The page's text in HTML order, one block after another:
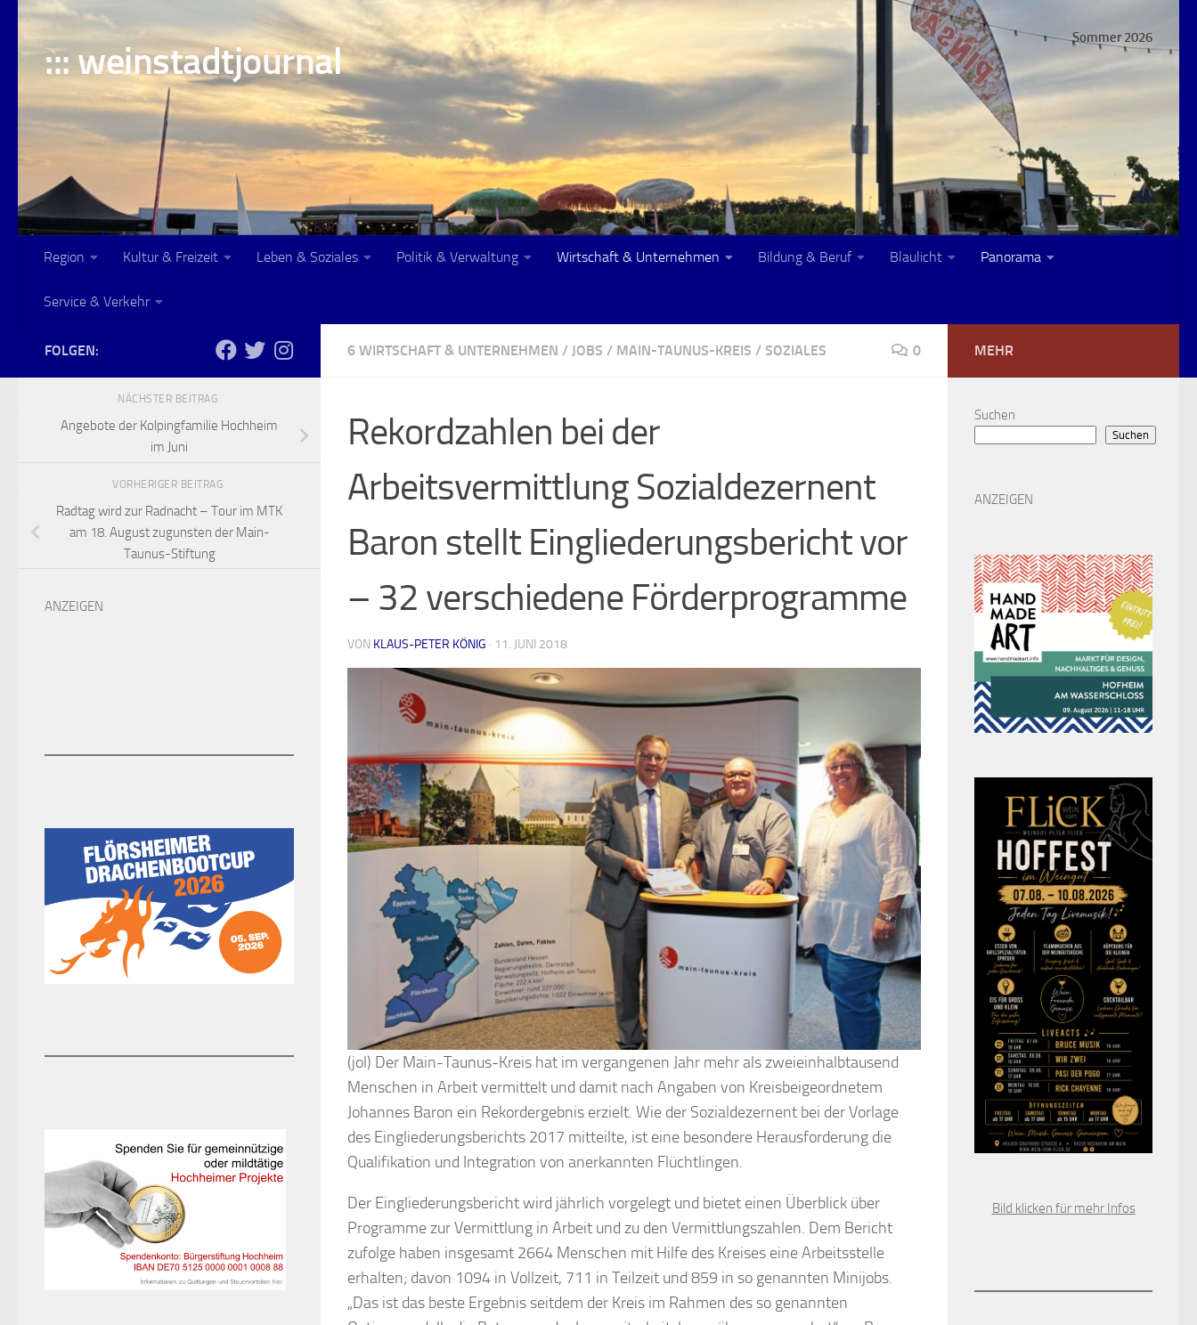
Skip to content
::: weinstadtjournal
Sommer 2026
Region Kultur & Freizeit Leben & Soziales Politik & Verwaltung Wirtschaft & Unternehmen Bildung & Beruf Blaulicht Panorama
Service & Verkehr
6 WIRTSCHAFT & UNTERNEHMEN / JOBS / MAIN-TAUNUS-KREIS / SOZIALES 0
Rekordzahlen bei der
Arbeitsvermittlung Sozialdezernent
Baron stellt Eingliederungsbericht vor
– 32 verschiedene Förderprogramme
VON KLAUS-PETER KÖNIG · 11. JUNI 2018
(jol) Der Main-Taunus-Kreis hat im vergangenen Jahr mehr als zweieinhalbtausend
Menschen in Arbeit vermittelt und damit nach Angaben von Kreisbeigeordnetem
Johannes Baron ein Rekordergebnis erzielt. Wie der Sozialdezernent bei der Vorlage
des Eingliederungsberichts 2017 mitteilte, ist eine besondere Herausforderung die
Qualifikation und Integration von anerkannten Flüchtlingen.
Der Eingliederungsbericht wird jährlich vorgelegt und bietet einen Überblick über
Programme zur Vermittlung in Arbeit und zu den Vermittlungszahlen. Dem Bericht
zufolge haben insgesamt 2664 Menschen mit Hilfe des Kreises eine Arbeitsstelle
erhalten; davon 1094 in Vollzeit, 711 in Teilzeit und 859 in so genannten Minijobs.
„Das ist das beste Ergebnis seitdem der Kreis im Rahmen des so genannten
FOLGEN:
NÄCHSTER BEITRAG
Angebote der Kolpingfamilie Hochheim
im Juni
VORHERIGER BEITRAG
Radtag wird zur Radnacht – Tour im MTK
am 18. August zugunsten der Main-
Taunus-Stiftung
ANZEIGEN
MEHR
Suchen
Suchen
ANZEIGEN
Bild klicken für mehr Infos